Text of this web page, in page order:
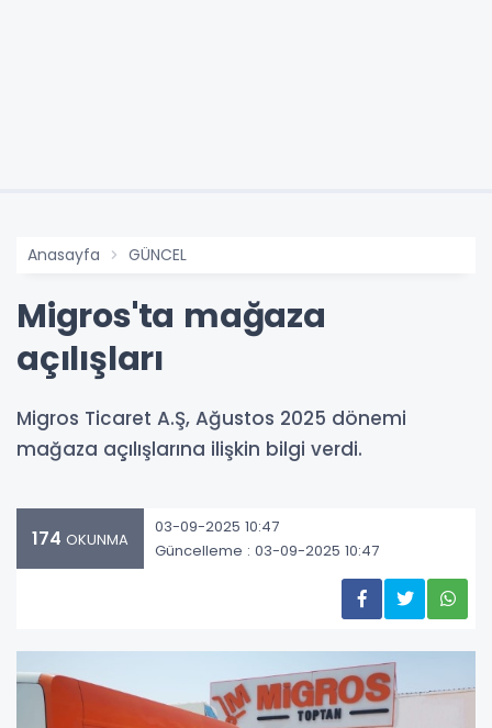
Anasayfa GÜNCEL
Migros'ta mağaza
açılışları
Migros Ticaret A.Ş, Ağustos 2025 dönemi
mağaza açılışlarına ilişkin bilgi verdi.
174 OKUNMA
03-09-2025 10:47
Güncelleme : 03-09-2025 10:47